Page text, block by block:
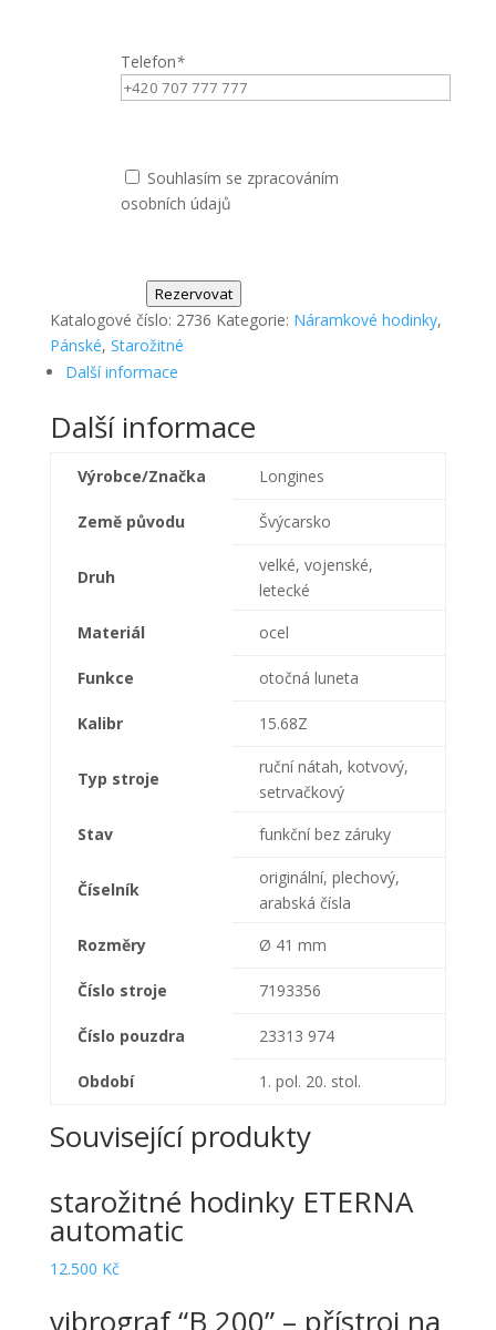
Telefon*
Souhlasím se zpracováním
osobních údajů
Rezervovat
Katalogové číslo: 2736 Kategorie: Náramkové hodinky,
Pánské, Starožitné
Další informace
Další informace
Výrobce/Značka Longines
Země původu Švýcarsko
Druh
velké, vojenské,
letecké
Materiál
ocel
Funkce otočná luneta
Kalibr 15.68Z
Typ stroje
ruční nátah, kotvový,
setrvačkový
Stav
funkční bez záruky
Číselník
originální, plechový,
arabská čísla
Rozměry
Ø 41 mm
Číslo stroje 7193356
Číslo pouzdra 23313 974
Období 1. pol. 20. stol.
Související produkty
starožitné hodinky ETERNA
automatic
12.500 Kč
vibrograf “B 200” – přístroj na